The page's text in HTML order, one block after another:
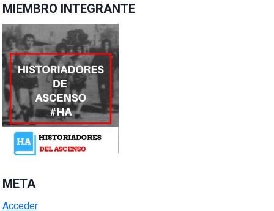
MIEMBRO INTEGRANTE
META
Acceder